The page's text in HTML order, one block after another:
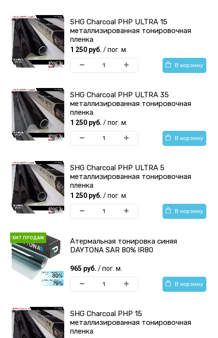
SHG Charcoal PHP ULTRA 15
металлизированная тонировочная
пленка
1 250 руб. / пог. м.
В корзину
SHG Charcoal PHP ULTRA 35
металлизированная тонировочная
пленка
1 250 руб. / пог. м.
В корзину
SHG Charcoal PHP ULTRA 5
металлизированная тонировочная
пленка
1 250 руб. / пог. м.
В корзину
ХИТ ПРОДАЖ
Атермальная тонировка синяя
DAYTONA SAR 80% IR80
965 руб. / пог. м.
В корзину
SHG Charcoal PHP 15
металлизированная тонировочная
пленка